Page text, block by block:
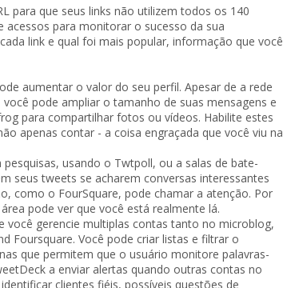
para que seus links não utilizem todos os 140
para monitorar o sucesso da sua
link e qual foi mais popular, informação que você
aumentar o valor do seu perfil. Apesar de a rede
pode ampliar o tamanho de suas mensagens e
para compartilhar fotos ou vídeos. Habilite estes
apenas contar - a coisa engraçada que você viu na
usando o Twtpoll, ou a salas de bate-
seus tweets se acharem conversas interessantes
como o FourSquare, pode chamar a atenção. Por
pode ver que você está realmente lá.
gerencie multiplas contas tanto no microblog,
Foursquare. Você pode criar listas e filtrar o
que permitem que o usuário monitore palavras-
a enviar alertas quando outras contas no
clientes fiéis, possíveis questões de